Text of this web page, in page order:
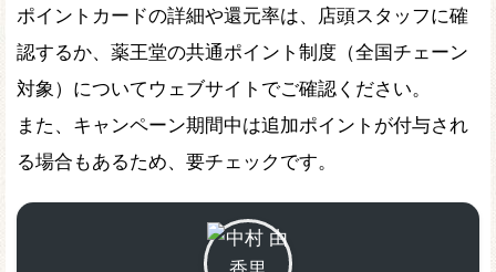
ポイントカードの詳細や還元率は、店頭スタッフに確
認するか、薬王堂の共通ポイント制度（全国チェーン
対象）についてウェブサイトでご確認ください。
また、キャンペーン期間中は追加ポイントが付与され
る場合もあるため、要チェックです。